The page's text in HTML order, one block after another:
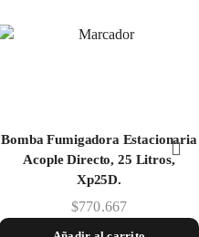
Bomba Fumigadora Estacionaria
Acople Directo, 25 Litros,
Xp25D.
$770.667